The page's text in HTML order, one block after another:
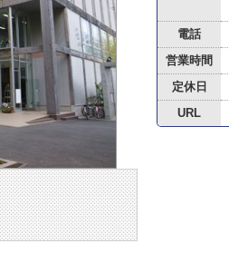
電話
営業時間
定休日
URL